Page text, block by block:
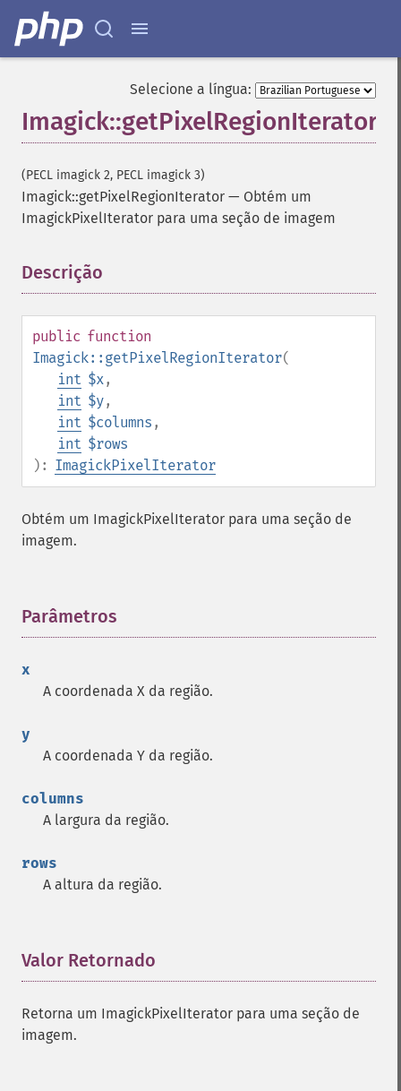
Selecione a língua:
Imagick::getPixelRegionIterator
(PECL imagick 2, PECL imagick 3)
Imagick::getPixelRegionIterator — Obtém um
ImagickPixelIterator para uma seção de imagem
Descrição
public function
Imagick::getPixelRegionIterator(
int $x,
int $y,
int $columns ,
int $rows
): ImagickPixelIterator
Obtém um ImagickPixelIterator para uma seção de
imagem.
Parâmetros
x
A coordenada X da região.
y
A coordenada Y da região.
columns
A largura da região.
rows
A altura da região.
Valor Retornado
Retorna um ImagickPixelIterator para uma seção de
imagem.